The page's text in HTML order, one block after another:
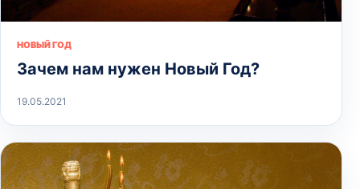
НОВЫЙ ГОД
Зачем нам нужен Новый Год?
19.05.2021